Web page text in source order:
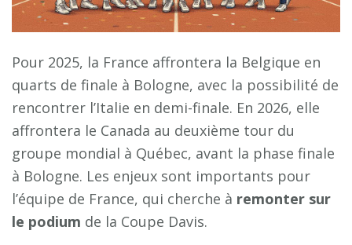
Pour 2025, la France affrontera la Belgique en
quarts de finale à Bologne, avec la possibilité de
rencontrer l’Italie en demi-finale. En 2026, elle
affrontera le Canada au deuxième tour du
groupe mondial à Québec, avant la phase finale
à Bologne. Les enjeux sont importants pour
l’équipe de France, qui cherche à remonter sur
le podium de la Coupe Davis.